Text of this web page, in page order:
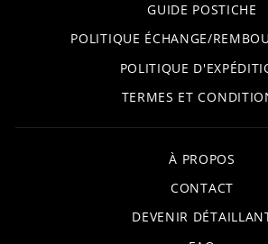
GUIDE POSTICHE
POLITIQUE ÉCHANGE/
POLITIQUE
TERMES ET
À PROPOS
CONTACT
DEVENIR